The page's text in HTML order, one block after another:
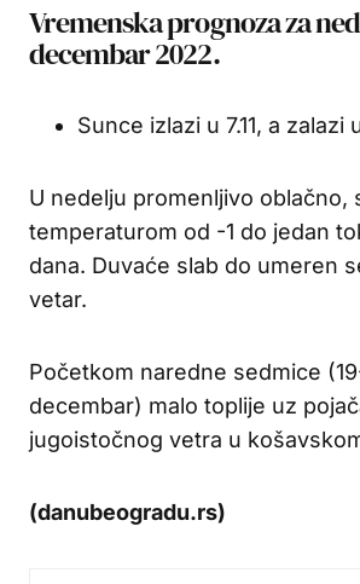
Vremenska prognoza za
decembar 2022.
Sunce izlazi u 7.11, a zalazi
U nedelju promenljivo oblačno,
temperaturom od -1 do jedan
dana. Duvaće slab do umeren
vetar.
Početkom naredne sedmice
decembar) malo toplije uz
jugoistočnog vetra u
(danubeogradu.rs)